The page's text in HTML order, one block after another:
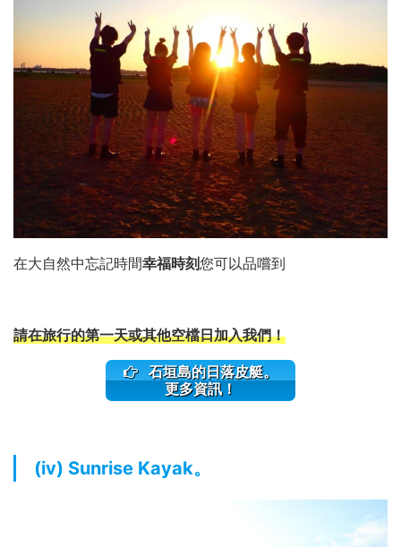
在大自然中忘記時間幸福時刻您可以品嚐到
請在旅行的第一天或其他空檔日加入我們！
石垣島的日落皮艇。
更多資訊！
(iv) Sunrise Kayak。